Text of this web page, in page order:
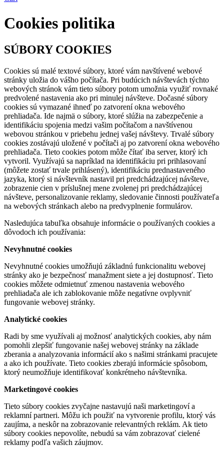
Cookies politika
SÚBORY COOKIES
Cookies sú malé textové súbory, ktoré vám navštívené webové
stránky uložia do vášho počítača. Pri budúcich návštevách týchto
webových stránok vám tieto súbory potom umožnia využiť rovnaké
predvolené nastavenia ako pri minulej návšteve. Dočasné súbory
cookies sú vymazané ihneď po zatvorení okna webového
prehliadača. Ide najmä o súbory, ktoré slúžia na zabezpečenie a
identifikáciu spojenia medzi vašim počítačom a navštívenou
webovou stránkou v priebehu jednej vašej návštevy. Trvalé súbory
cookies zostávajú uložené v počítači aj po zatvorení okna webového
prehliadača. Tieto cookies potom môže čítať iba server, ktorý ich
vytvoril. Využívajú sa napríklad na identifikáciu pri prihlasovaní
(môžete zostať trvale prihlásený), identifikáciu prednastaveného
jazyka, ktorý si návštevník nastavil pri predchádzajúcej návšteve,
zobrazenie cien v príslušnej mene zvolenej pri predchádzajúcej
návšteve, personalizovanie reklamy, sledovanie činnosti používateľa
na webových stránkach alebo na predvyplnenie formulárov.
Nasledujúca tabuľka obsahuje informácie o používaných cookies a
dôvodoch ich používania:
Nevyhnutné cookies
Nevyhnutné cookies umožňujú základnú funkcionalitu webovej
stránky ako je bezpečnosť manažment siete a jej dostupnosť. Tieto
cookies môžete odmietnuť zmenou nastavenia webového
prehliadača ale ich zablokovanie môže negatívne ovplyvniť
fungovanie webovej stránky.
Analytické cookies
Radi by sme využívali aj možnosť analytických cookies, aby nám
pomohli zlepšiť fungovanie našej webovej stránky na základe
zberania a analyzovania informácií ako s našimi stránkami pracujete
a ako ich používate. Tieto cookies zberajú informácie spôsobom,
ktorý neumožňuje identifikovať konkrétneho návštevníka.
Marketingové cookies
Tieto súbory cookies zvyčajne nastavujú naši marketingoví a
reklamní partneri. Môžu ich použiť na vytvorenie profilu, ktorý vás
zaujíma, a neskôr na zobrazovanie relevantných reklám. Ak tieto
súbory cookies nepovolíte, nebudú sa vám zobrazovať cielené
reklamy podľa vašich záujmov.